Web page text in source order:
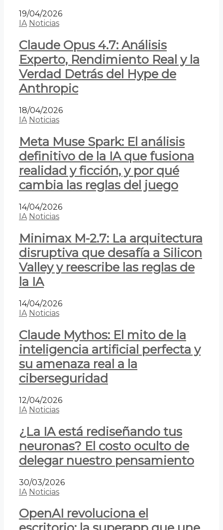
19/04/2026
IA Noticias
Claude Opus 4.7: Análisis
Experto, Rendimiento Real y la
Verdad Detrás del Hype de
Anthropic
18/04/2026
IA Noticias
Meta Muse Spark: El análisis
definitivo de la IA que fusiona
realidad y ficción, y por qué
cambia las reglas del juego
14/04/2026
IA Noticias
Minimax M-2.7: La arquitectura
disruptiva que desafía a Silicon
Valley y reescribe las reglas de
la IA
14/04/2026
IA Noticias
Claude Mythos: El mito de la
inteligencia artificial perfecta y
su amenaza real a la
ciberseguridad
12/04/2026
IA Noticias
¿La IA está rediseñando tus
neuronas? El costo oculto de
delegar nuestro pensamiento
30/03/2026
IA Noticias
OpenAI revoluciona el